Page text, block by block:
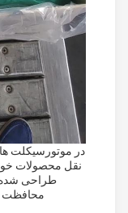
در موتورسیکلت های
نقل محصولات خود
طراحی شده است
محافظت شده